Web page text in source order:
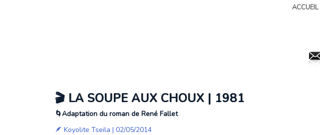
ACCUEIL
🎬 LA SOUPE AUX CHOUX | 1981
🌀Adaptation du roman de René Fallet
🪶 Koyolite Tseila | 02/05/2014